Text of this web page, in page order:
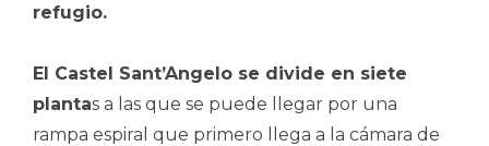
refugio.
El Castel Sant’Angelo se divide en siete
plantas a las que se puede llegar por una
rampa espiral que primero llega a la cámara de